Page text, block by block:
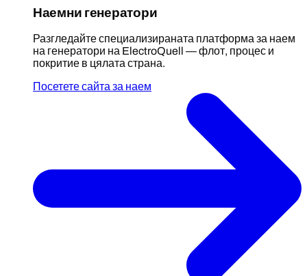
Наемни генератори
Разгледайте специализираната платформа за наем
на генератори на ElectroQuell — флот, процес и
покритие в цялата страна.
Посетете сайта за наем